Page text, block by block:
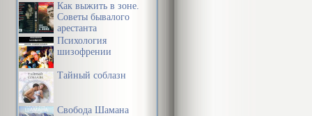
Как выжить в зоне.
Советы бывалого
арестанта
Психология
шизофрении
Тайный соблазн
Свобода Шамана